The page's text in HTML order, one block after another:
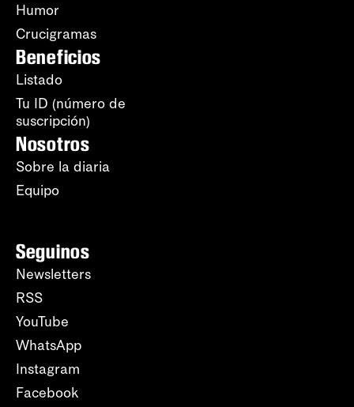
Humor
Crucigramas
Beneficios
Listado
Tu ID (número de
suscripción)
Nosotros
Sobre la diaria
Equipo
Seguinos
Newsletters
RSS
YouTube
WhatsApp
Instagram
Facebook